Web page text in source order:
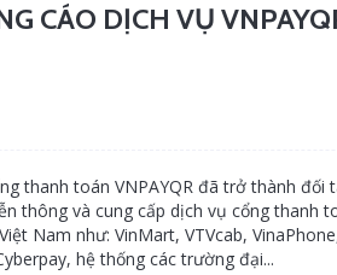
CÁO DỊCH VỤ
thanh toán VNPAYQR đã trở thành đối
thông và cung cấp dịch vụ cổng thanh
Nam như: VinMart, VTVcab,
hệ thống các trường đại...